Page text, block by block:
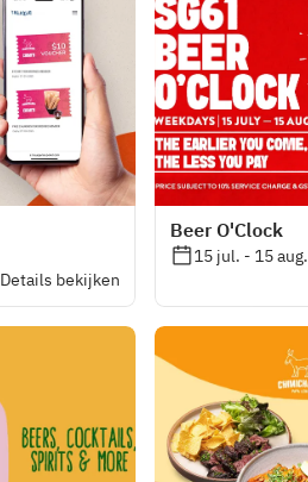
Details bekijken
Beer O'Clock
15 jul. - 15 aug.